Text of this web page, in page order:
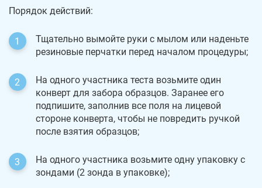
Порядок действий:
Тщательно вымойте руки с мылом или наденьте
резиновые перчатки перед началом процедуры;
На одного участника теста возьмите один
конверт для забора образцов. Заранее его
подпишите, заполнив все поля на лицевой
стороне конверта, чтобы не повредить ручкой
после взятия образцов;
На одного участника возьмите одну упаковку с
зондами (2 зонда в упаковке);